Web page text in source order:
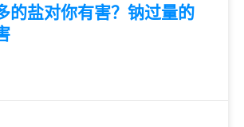
的盐对你有害？钠过量的